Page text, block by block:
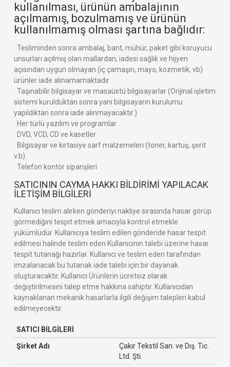
kullanılması, ürünün ambalajının
açılmamış, bozulmamış ve ürünün
kullanılmamış olması şartına bağlıdır:
· Tesliminden sonra ambalaj, bant, mühür, paket gibi koruyucu
unsurları açılmış olan mallardan; iadesi sağlık ve hijyen
açısından uygun olmayan (iç çamaşırı, mayo, kozmetik, vb)
ürünler iade alınamamaktadır.
· Taşınabilir bilgisayar ve masaüstü bilgisayarlar (Orijinal işletim
sistemi kurulduktan sonra yani bilgisayarın kurulumu
yapıldıktan sonra iade alınmayacaktır.)
· Her türlü yazılım ve programlar
· DVD, VCD, CD ve kasetler
· Bilgisayar ve kırtasiye sarf malzemeleri (toner, kartuş, şerit
v.b)
· Telefon kontör siparişleri
SATICININ CAYMA HAKKI BİLDİRİMİ YAPILACAK
İLETİŞİM BİLGİLERİ
Kullanıcı teslim alırken gönderiyi nakliye sırasında hasar görüp
görmediğini tespit etmek amacıyla kontrol etmekle
yükümlüdür. Kullanıcıya teslim edilen gönderide hasar tespit
edilmesi halinde teslim eden Kullanıcının talebi üzerine hasar
tespit tutanağı hazırlar. Kullanıcı ve teslim eden tarafından
imzalanacak bu tutanak iade talebi için bir dayanak
oluşturacaktır. Kullanıcı Ürünlerin ücretsiz olarak
değiştirilmesini talep etme hakkına sahiptir. Kullanıcıdan
kaynaklanan mekanik hasarlarla ilgili değişim talepleri kabul
edilmeyecektir.
SATICI BİLGİLERİ
Şirket Adı
Çakır Tekstil San. ve Dış. Tic.
Ltd. Şti.